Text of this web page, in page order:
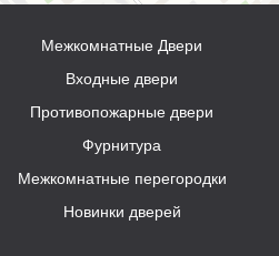
Межкомнатные Двери
Входные двери
Противопожарные двери
Фурнитура
Межкомнатные перегородки
Новинки дверей